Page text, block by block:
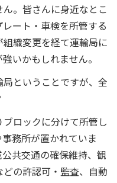
。皆さんに身近なとこ
ート・車検を所管する
組織変更を経て運輸局に
いかもしれません。
ということですが、全
ロックに分けて所管し
務所が置かれていま
共交通の確保維持、観
の許認可・監査、自動